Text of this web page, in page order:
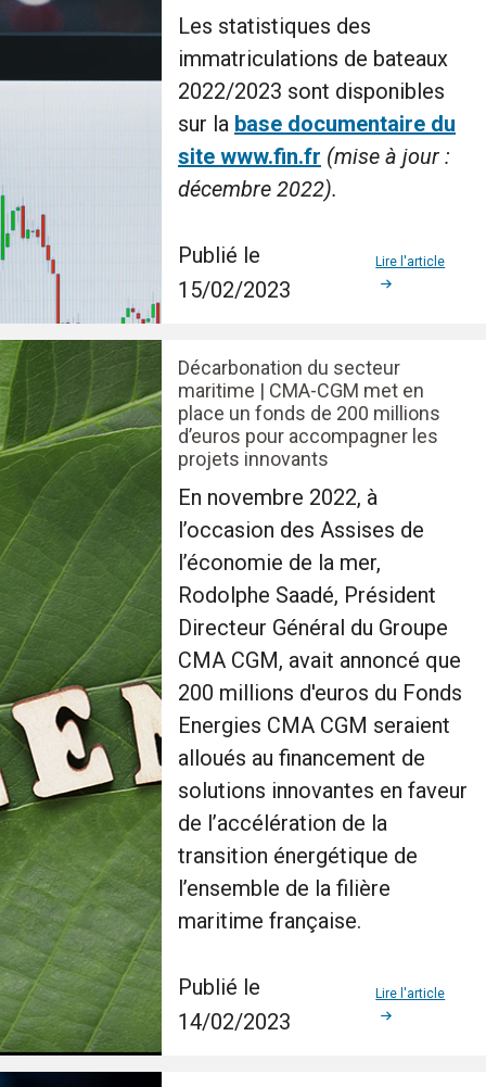
Les statistiques des
immatriculations de bateaux
2022/2023 sont disponibles
sur la base documentaire du
site www.fin.fr (mise à jour :
décembre 2022).
Publié le
15/02/2023
Lire l'article
Décarbonation du secteur
maritime | CMA-CGM met en
place un fonds de 200 millions
d’euros pour accompagner les
projets innovants
En novembre 2022, à
l’occasion des Assises de
l’économie de la mer,
Rodolphe Saadé, Président
Directeur Général du Groupe
CMA CGM, avait annoncé que
200 millions d'euros du Fonds
Energies CMA CGM seraient
alloués au financement de
solutions innovantes en faveur
de l’accélération de la
transition énergétique de
l’ensemble de la filière
maritime française.
Publié le
14/02/2023
Lire l'article